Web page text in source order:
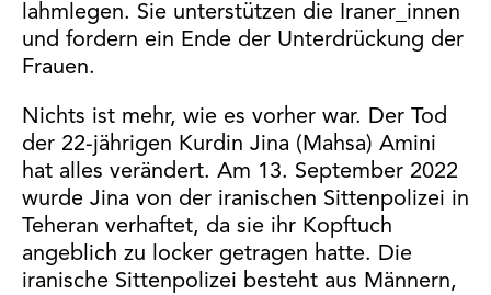
lahmlegen. Sie unterstützen die Iraner_innen
und fordern ein Ende der Unterdrückung der
Frauen.
Nichts ist mehr, wie es vorher war. Der Tod
der 22-jährigen Kurdin Jina (Mahsa) Amini
hat alles verändert. Am 13. September 2022
wurde Jina von der iranischen Sittenpolizei in
Teheran verhaftet, da sie ihr Kopftuch
angeblich zu locker getragen hatte. Die
iranische Sittenpolizei besteht aus Männern,